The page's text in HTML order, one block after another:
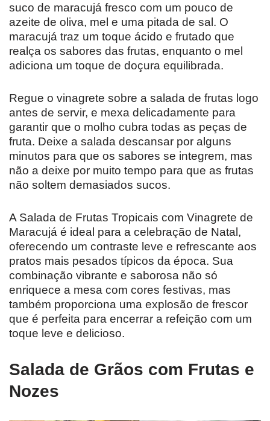
suco de maracujá fresco com um pouco de
azeite de oliva, mel e uma pitada de sal. O
maracujá traz um toque ácido e frutado que
realça os sabores das frutas, enquanto o mel
adiciona um toque de doçura equilibrada.
Regue o vinagrete sobre a salada de frutas logo
antes de servir, e mexa delicadamente para
garantir que o molho cubra todas as peças de
fruta. Deixe a salada descansar por alguns
minutos para que os sabores se integrem, mas
não a deixe por muito tempo para que as frutas
não soltem demasiados sucos.
A Salada de Frutas Tropicais com Vinagrete de
Maracujá é ideal para a celebração de Natal,
oferecendo um contraste leve e refrescante aos
pratos mais pesados típicos da época. Sua
combinação vibrante e saborosa não só
enriquece a mesa com cores festivas, mas
também proporciona uma explosão de frescor
que é perfeita para encerrar a refeição com um
toque leve e delicioso.
Salada de Grãos com Frutas e
Nozes